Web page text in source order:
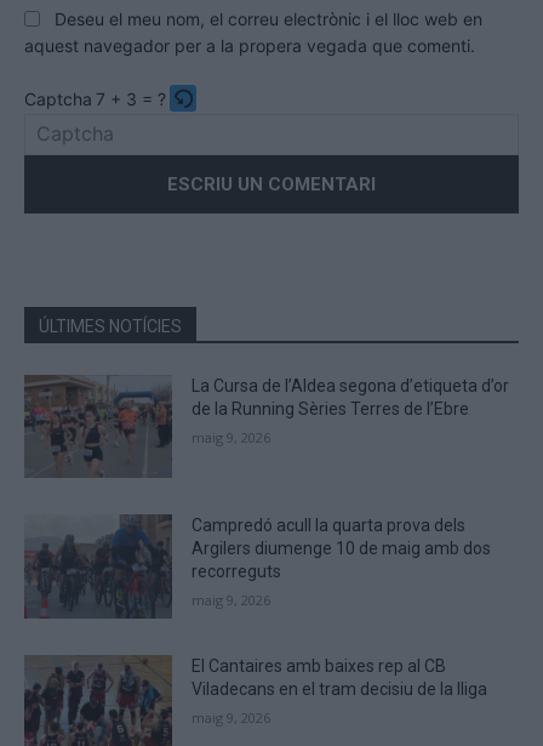
Deseu el meu nom, el correu electrònic i el lloc web en
aquest navegador per a la propera vegada que comenti.
Captcha 7 + 3 = ?
the
the
CAPTCHA
to
verify
that
you
ÚLTIMES NOTÍCIES
La Cursa de l’Aldea segona d’etiqueta d’or
de la Running Sèries Terres de l’Ebre
maig 9, 2026
Campredó acull la quarta prova dels
Argilers diumenge 10 de maig amb dos
recorreguts
maig 9, 2026
El Cantaires amb baixes rep al CB
Viladecans en el tram decisiu de la lliga
maig 9, 2026